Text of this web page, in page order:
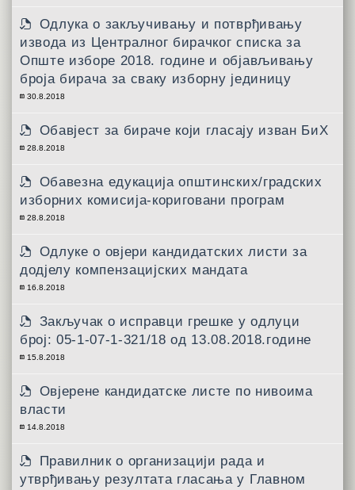
Одлука о закључивању и потврђивању
извода из Централног бирачког списка за
Опште изборе 2018. године и објављивању
броја бирача за сваку изборну јединицу
30.8.2018
Обавјест за бираче који гласају изван БиХ
28.8.2018
Обавезна едукација општинских/градских
изборних комисија-кориговани програм
28.8.2018
Одлуке о овјери кандидатских листи за
додјелу компензацијских мандата
16.8.2018
Закључак о исправци грешке у одлуци
број: 05-1-07-1-321/18 од 13.08.2018.године
15.8.2018
Овјерене кандидатске листе по нивоима
власти
14.8.2018
Правилник о организацији рада и
утврђивању резултата гласања у Главном